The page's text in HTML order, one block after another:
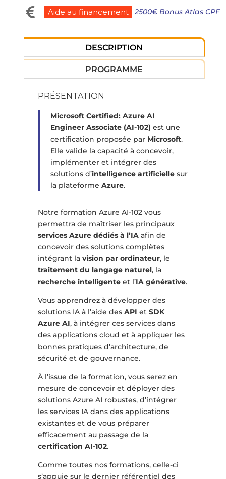
 Aide au financement 2500€ Bonus Atlas CPF
DESCRIPTION
PROGRAMME
PRÉSENTATION
Microsoft Certified: Azure AI
Engineer Associate (AI-102) est une
certification proposée par Microsoft.
Elle valide la capacité à concevoir,
implémenter et intégrer des
solutions d’intelligence artificiellesur
la plateforme Azure.
Notre formation Azure AI-102 vous
permettra de maîtriser les principaux
services Azure dédiés à l’IA afin de
concevoir des solutions complètes
intégrant la vision par ordinateur, le
traitement du langage naturel, la
recherche intelligenteet l’IA générative.
Vous apprendrez à développer des
solutions IA à l’aide des API et SDK
Azure AI, à intégrer ces services dans
des applications cloud et à appliquer les
bonnes pratiques d’architecture, de
sécurité et de gouvernance.
À l’issue de la formation, vous serez en
mesure de concevoir et déployer des
solutions Azure AI robustes, d’intégrer
les services IA dans des applications
existantes et de vous préparer
efficacement au passage de la
certification AI-102.
Comme toutes nos formations, celle-ci
s’appuie sur le dernier référentiel des